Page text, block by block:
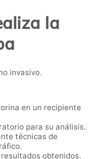
la
invasivo.
en un recipiente
para su análisis.
técnicas de
obtenidos.